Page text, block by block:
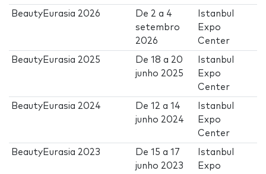
BeautyEurasia 2026 De 2 a 4
setembro
2026
Istanbul
Expo
Center
BeautyEurasia 2025 De18 a 20
junho 2025
Istanbul
Expo
Center
BeautyEurasia 2024 De12 a14
junho 2024
Istanbul
Expo
Center
BeautyEurasia 2023 De15 a17
junho 2023
Istanbul
Expo